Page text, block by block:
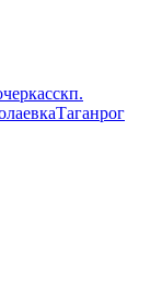
п.
Таганрог